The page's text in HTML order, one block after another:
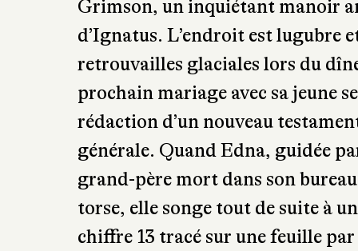
Grimson, un inquiétant manoir
d’Ignatus. L’endroit est lugubre
retrouvailles glaciales lors du
prochain mariage avec sa jeune
rédaction d’un nouveau
générale. Quand Edna, guidée
grand-père mort dans son
torse, elle songe tout de suite à
chiffre 13 tracé sur une feuille